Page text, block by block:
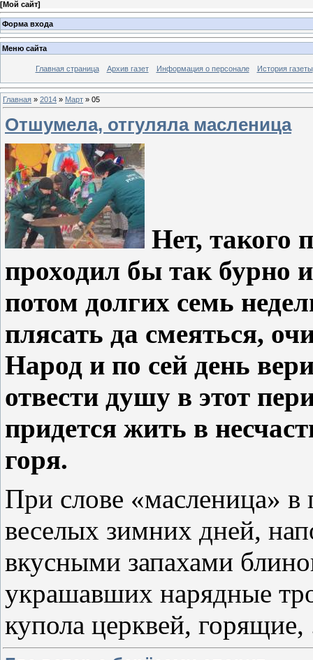
[Мой сайт]
Форма входа
Меню сайта
Главная страница Архив газет Информация о персонале История газеты
Главная » 2014 » Март » 05
Отшумела, отгуляла масленица
Нет, такого
проходил бы так бурно
потом долгих семь
плясать да смеяться,
Народ и по сей день
отвести душу в этот
придется жить в
горя.
При слове «масленица» в
веселых зимних дней,
вкусными запахами
украшавших нарядные
купола церквей, горящие,